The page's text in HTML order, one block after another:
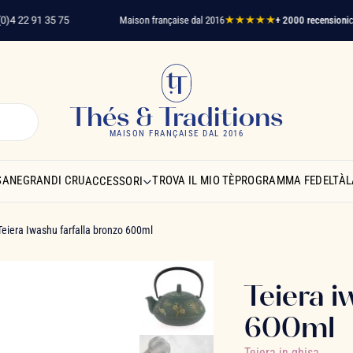
91 35 75 Maison française dal 2016 ★★★★★+ 2000 recensioni
Thés & Traditions
MAISON FRANÇAISE DAL 2016
GRANDI CRUACCESSORI TROVA IL MIO TÈPROGRAMMA FEDELTÀ
Iwashu farfalla bronzo 600ml
Teiera
600ml